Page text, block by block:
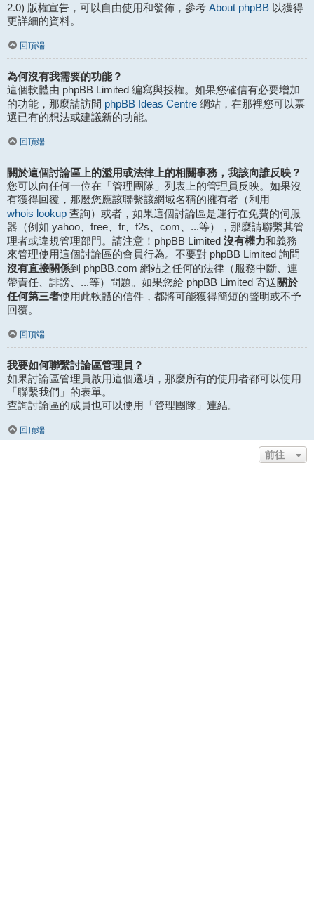
2.0) 版權宣告，可以自由使用和發佈，參考 About phpBB 以獲得
更詳細的資料。
回頂端
為何沒有我需要的功能？
這個軟體由 phpBB Limited 編寫與授權。如果您確信有必要增加
的功能，那麼請訪問 phpBB Ideas Centre 網站，在那裡您可以票
選已有的想法或建議新的功能。
回頂端
關於這個討論區上的濫用或法律上的相關事務，我該向誰反映？
您可以向任何一位在「管理團隊」列表上的管理員反映。如果沒
有獲得回覆，那麼您應該聯繫該網域名稱的擁有者（利用
whois lookup 查詢）或者，如果這個討論區是運行在免費的伺服
器（例如 yahoo、free、fr、f2s、com、...等），那麼請聯繫其管
理者或違規管理部門。請注意！phpBB Limited 沒有權力和義務
來管理使用這個討論區的會員行為。不要對 phpBB Limited 詢問
沒有直接關係到 phpBB.com 網站之任何的法律（服務中斷、連
帶責任、誹謗、...等）問題。如果您給 phpBB Limited 寄送關於
任何第三者使用此軟體的信件，都將可能獲得簡短的聲明或不予
回覆。
回頂端
我要如何聯繫討論區管理員？
如果討論區管理員啟用這個選項，那麼所有的使用者都可以使用
「聯繫我們」的表單。
查詢討論區的成員也可以使用「管理團隊」連結。
回頂端
前往